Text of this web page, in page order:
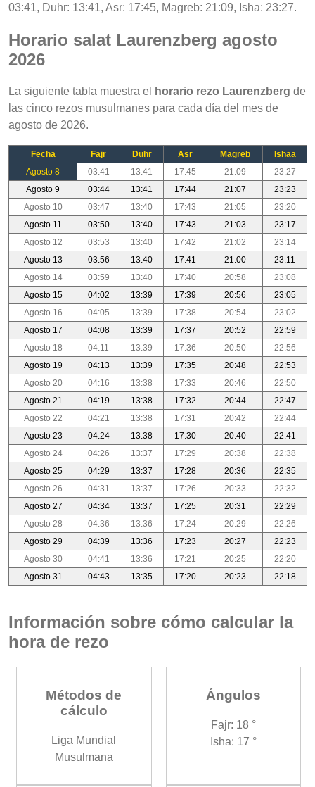
03:41, Duhr: 13:41, Asr: 17:45, Magreb: 21:09, Isha: 23:27.
Horario salat Laurenzberg agosto
2026
La siguiente tabla muestra el horario rezo Laurenzberg de
las cinco rezos musulmanes para cada día del mes de
agosto de 2026.
Fecha Fajr Duhr Asr Magreb
Ishaa
Agosto 8
03:41 13:41 17:45 21:09
23:27
Agosto 9
03:44 13:41 17:44 21:07
23:23
Agosto 10
03:47 13:40 17:43 21:05
23:20
Agosto 11
03:50 13:40 17:43 21:03
23:17
Agosto 12
03:53 13:40 17:42 21:02
23:14
Agosto 13
03:56 13:40 17:41 21:00
23:11
Agosto 14
03:59 13:40 17:40 20:58
23:08
Agosto 15
04:02 13:39 17:39 20:56
23:05
Agosto 16
04:05 13:39 17:38 20:54
23:02
Agosto 17
04:08 13:39 17:37 20:52
22:59
Agosto 18
04:11 13:39 17:36 20:50
22:56
Agosto 19
04:13 13:39 17:35 20:48
22:53
Agosto 20
04:16 13:38 17:33 20:46
22:50
Agosto 21
04:19 13:38 17:32 20:44
22:47
Agosto 22
04:21 13:38 17:31 20:42
22:44
Agosto 23
04:24 13:38 17:30 20:40
22:41
Agosto 24
04:26 13:37 17:29 20:38
22:38
Agosto 25
04:29 13:37 17:28 20:36
22:35
Agosto 26
04:31 13:37 17:26 20:33
22:32
Agosto 27
04:34 13:37 17:25 20:31
22:29
Agosto 28
04:36 13:36 17:24 20:29
22:26
Agosto 29
04:39 13:36 17:23 20:27
22:23
Agosto 30
04:41 13:36 17:21 20:25
22:20
Agosto 31
04:43 13:35 17:20 20:23 22:18
Información sobre cómo calcular la
hora de rezo
Métodos de
cálculo
Liga Mundial
Musulmana
Ángulos
Fajr: 18 °
Isha: 17 °